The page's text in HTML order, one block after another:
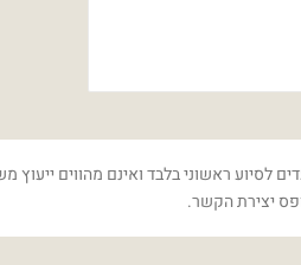
לסיוע ראשוני בלבד ואינם מהווים ייעוץ
יצירת הקשר.